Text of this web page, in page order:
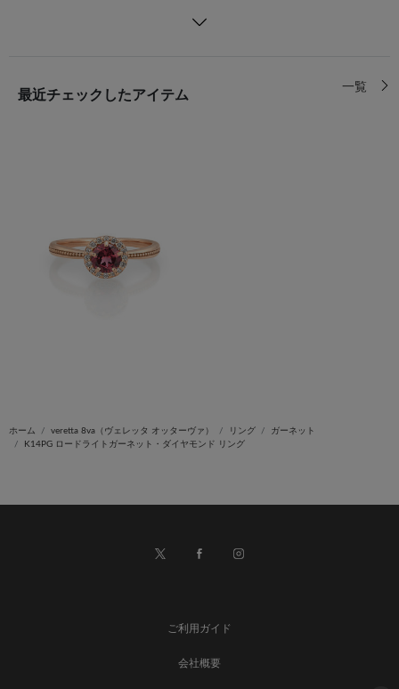
最近チェックしたアイテム
一覧
ホーム veretta 8va（ヴェレッタ オッターヴァ） リング
ガーネット
K14PG ロードライトガーネット・ダイヤモンド リング
ご利用ガイド
会社概要